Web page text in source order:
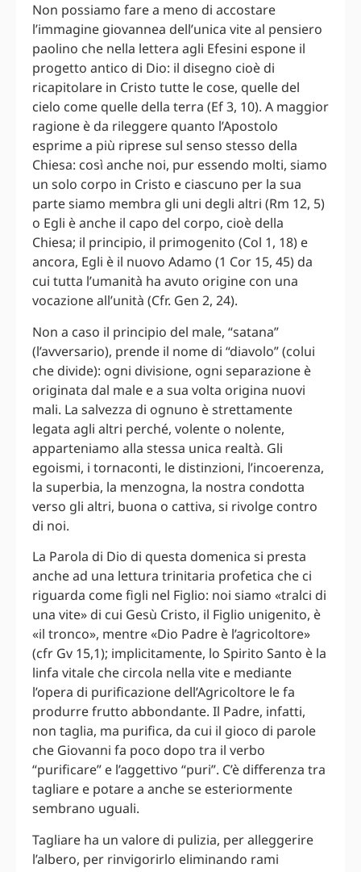
Non possiamo fare a meno di accostare
l’immagine giovannea dell’unica vite al pensiero
paolino che nella lettera agli Efesini espone il
progetto antico di Dio: il disegno cioè di
ricapitolare in Cristo tutte le cose, quelle del
cielo come quelle della terra (Ef 3, 10). A maggior
ragione è da rileggere quanto l’Apostolo
esprime a più riprese sul senso stesso della
Chiesa: così anche noi, pur essendo molti, siamo
un solo corpo in Cristo e ciascuno per la sua
parte siamo membra gli uni degli altri (Rm 12, 5)
o Egli è anche il capo del corpo, cioè della
Chiesa; il principio, il primogenito (Col 1, 18) e
ancora, Egli è il nuovo Adamo (1 Cor 15, 45) da
cui tutta l’umanità ha avuto origine con una
vocazione all’unità (Cfr. Gen 2, 24).
Non a caso il principio del male, “satana”
(l’avversario), prende il nome di “diavolo” (colui
che divide): ogni divisione, ogni separazione è
originata dal male e a sua volta origina nuovi
mali. La salvezza di ognuno è strettamente
legata agli altri perché, volente o nolente,
apparteniamo alla stessa unica realtà. Gli
egoismi, i tornaconti, le distinzioni, l’incoerenza,
la superbia, la menzogna, la nostra condotta
verso gli altri, buona o cattiva, si rivolge contro
di noi.
La Parola di Dio di questa domenica si presta
anche ad una lettura trinitaria profetica che ci
riguarda come figli nel Figlio: noi siamo «tralci di
una vite» di cui Gesù Cristo, il Figlio unigenito, è
«il tronco», mentre «Dio Padre è l’agricoltore»
(cfr Gv 15,1); implicitamente, lo Spirito Santo è la
linfa vitale che circola nella vite e mediante
l’opera di purificazione dell’Agricoltore le fa
produrre frutto abbondante. Il Padre, infatti,
non taglia, ma purifica, da cui il gioco di parole
che Giovanni fa poco dopo tra il verbo
“purificare” e l’aggettivo “puri”. C’è differenza tra
tagliare e potare a anche se esteriormente
sembrano uguali.
Tagliare ha un valore di pulizia, per alleggerire
l’albero, per rinvigorirlo eliminando rami